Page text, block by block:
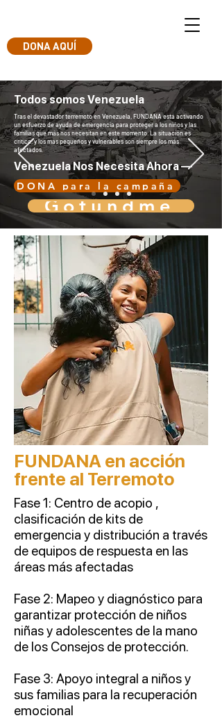
DONA AQUÍ
Todos somos Venezuela
Tras el devastador terremoto en Venezuela, FUNDANA está activando
un esfuerzo de ayuda de emergencia para proteger a los niños y las
familias que más nos necesitan en este momento. La situación es
crítica, y los más pequeños y vulnerables son siempre los más
afectados.
Venezuela Nos Necesita Ahora —
DONA para la campaña
Gofundme
FUNDANA en acción
frente al Terremoto
Fase 1: Centro de acopio ,
clasificación de kits de
emergencia y distribución a través
de equipos de respuesta en las
áreas más afectadas
Fase 2: Mapeo y diagnóstico para
garantizar protección de niños
niñas y adolescentes de la mano
de los Consejos de protección.
Fase 3: Apoyo integral a niños y
sus familias para la recuperación
emocional